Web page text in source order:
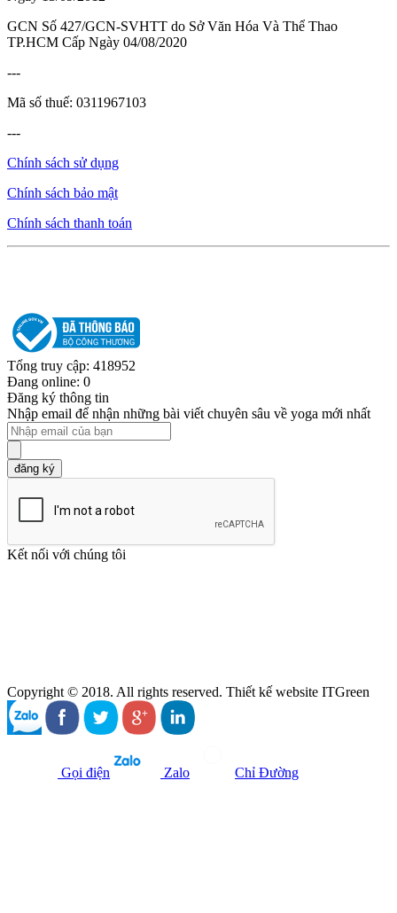
GCN Số 427/GCN-SVHTT do Sở Văn Hóa Và Thể Thao
TP.HCM Cấp Ngày 04/08/2020
---
Mã số thuế: 0311967103
---
Chính sách sử dụng
Chính sách bảo mật
Chính sách thanh toán
Tổng truy cập: 418952
Đang online: 0
Đăng ký thông tin
Nhập email để nhận những bài viết chuyên sâu về yoga mới nhất
đăng ký
Kết nối với chúng tôi
Copyright © 2018. All rights reserved. Thiết kế website ITGreen
Gọi điện Zalo Chỉ Đường